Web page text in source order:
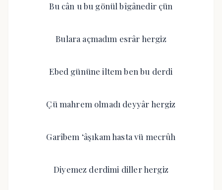
Bu cân u bu gönül bîgânedir çün
Bulara açmadım esrâr hergiz
Ebed gününe iltem ben bu derdi
Çü mahrem olmadı deyyâr hergiz
Garîbem ‘âşıkam hasta vü mecrûh
Diyemez derdimi diller hergiz